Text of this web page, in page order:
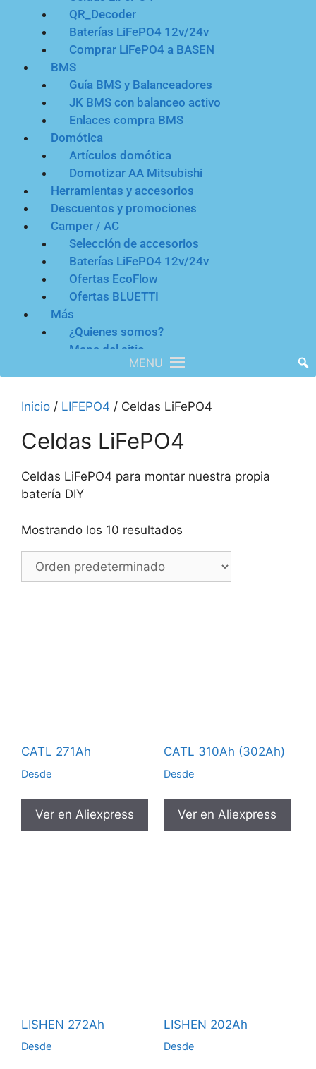
QR_Decoder
Baterías LiFePO4 12v/24v
Comprar LiFePO4 a BASEN
BMS
Guía BMS y Balanceadores
JK BMS con balanceo activo
Enlaces compra BMS
Domótica
Artículos domótica
Domotizar AA Mitsubishi
Herramientas y accesorios
Descuentos y promociones
Camper / AC
Selección de accesorios
Baterías LiFePO4 12v/24v
Ofertas EcoFlow
Ofertas BLUETTI
Más
¿Quienes somos?
Mapa del sitio
MENU
Inicio / LIFEPO4 / Celdas LiFePO4
Celdas LiFePO4
Celdas LiFePO4 para montar nuestra propia
batería DIY
Mostrando los 10 resultados
CATL 271Ah
Desde
Ver en Aliexpress
CATL 310Ah (302Ah)
Desde
Ver en Aliexpress
LISHEN 272Ah
Desde
LISHEN 202Ah
Desde